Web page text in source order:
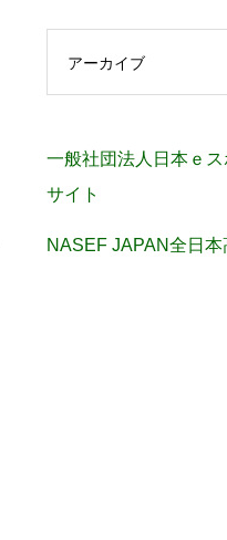
アーカイブ
一般社団法人日本ｅ
サイト
NASEF JAPAN全日